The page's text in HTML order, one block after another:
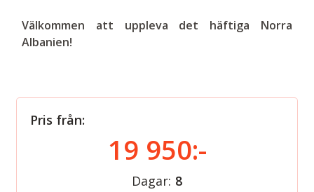
Välkommen att uppleva det häftiga Norra
Albanien!
Pris från:
19 950:-
Dagar: 8